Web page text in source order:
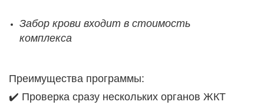
Забор крови входит в стоимость
комплекса
Преимущества программы:
✔️ Проверка сразу нескольких органов ЖКТ